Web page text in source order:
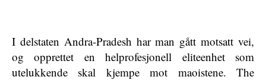
I delstaten Andra-Pradesh har man gått motsatt vei,
og opprettet en helprofesjonell eliteenhet som
utelukkende skal kjempe mot maoistene. The